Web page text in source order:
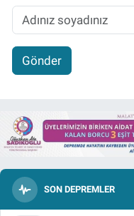
Gönder
SON DEPREMLER